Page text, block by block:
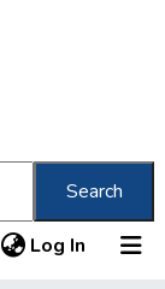
Search
Log In (current)